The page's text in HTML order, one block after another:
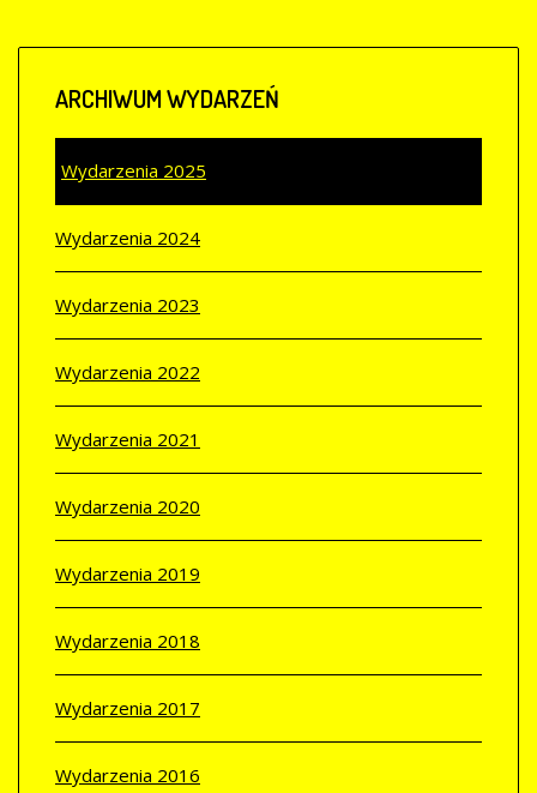
ARCHIWUMWYDARZEŃ
Wydarzenia 2025
Wydarzenia 2024
Wydarzenia 2023
Wydarzenia 2022
Wydarzenia 2021
Wydarzenia 2020
Wydarzenia 2019
Wydarzenia 2018
Wydarzenia 2017
Wydarzenia 2016